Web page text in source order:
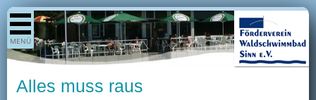
MENÜ
Shop
Aktuelles
Termine
Alles muss raus